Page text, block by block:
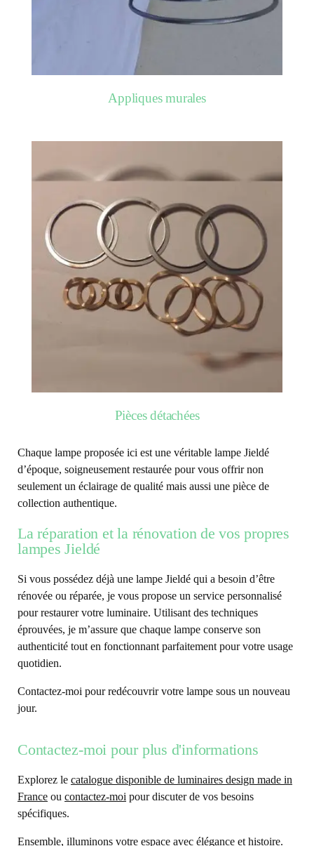
Appliques murales
Pièces détachées
Chaque lampe proposée ici est une véritable lampe Jieldé
d’époque, soigneusement restaurée pour vous offrir non
seulement un éclairage de qualité mais aussi une pièce de
collection authentique.
La réparation et la rénovation de vos propres
lampes Jieldé
Si vous possédez déjà une lampe Jieldé qui a besoin d’être
rénovée ou réparée, je vous propose un service personnalisé
pour restaurer votre luminaire. Utilisant des techniques
éprouvées, je m’assure que chaque lampe conserve son
authenticité tout en fonctionnant parfaitement pour votre usage
quotidien.
Contactez-moi pour redécouvrir votre lampe sous un nouveau
jour.
Contactez-moi pour plus d'informations
Explorez le catalogue disponible de luminaires design made in
France ou contactez-moi pour discuter de vos besoins
spécifiques.
Ensemble, illuminons votre espace avec élégance et histoire.